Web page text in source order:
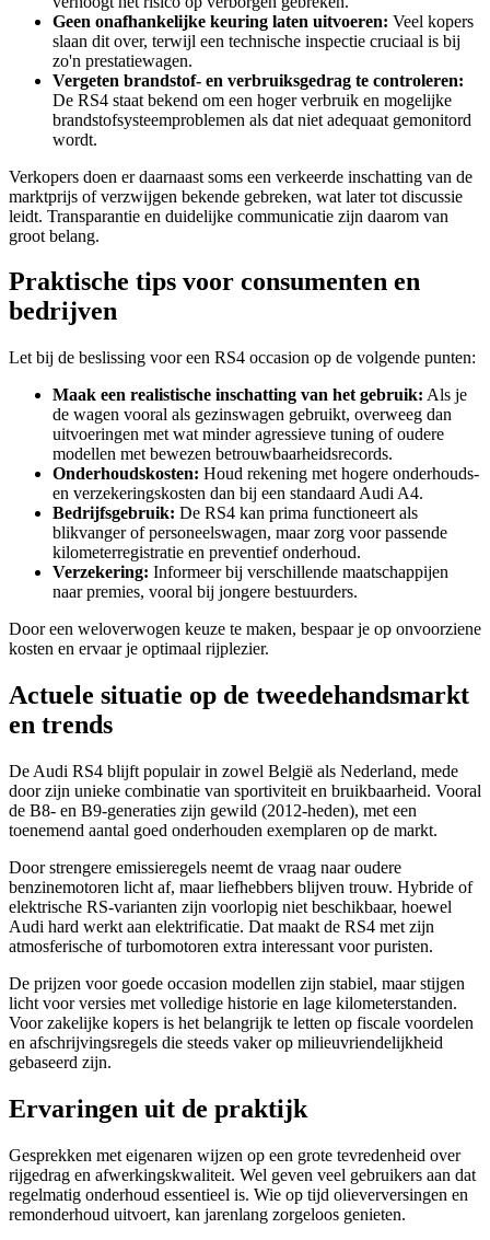
Geen onafhankelijke keuring laten uitvoeren: Veel kopers
slaan dit over, terwijl een technische inspectie cruciaal is bij
zo'n prestatiewagen.
Vergeten brandstof- en verbruiksgedrag te controleren:
De RS4 staat bekend om een hoger verbruik en mogelijke
brandstofsysteemproblemen als dat niet adequaat gemonitord
wordt.
Verkopers doen er daarnaast soms een verkeerde inschatting van de
marktprijs of verzwijgen bekende gebreken, wat later tot discussie
leidt. Transparantie en duidelijke communicatie zijn daarom van
groot belang.
Praktische tips voor consumenten en
bedrijven
Let bij de beslissing voor een RS4 occasion op de volgende punten:
Maak een realistische inschatting van het gebruik: Als je
de wagen vooral als gezinswagen gebruikt, overweeg dan
uitvoeringen met wat minder agressieve tuning of oudere
modellen met bewezen betrouwbaarheidsrecords.
Onderhoudskosten: Houd rekening met hogere onderhouds-
en verzekeringskosten dan bij een standaard Audi A4.
Bedrijfsgebruik: De RS4 kan prima functioneert als
blikvanger of personeelswagen, maar zorg voor passende
kilometerregistratie en preventief onderhoud.
Verzekering: Informeer bij verschillende maatschappijen
naar premies, vooral bij jongere bestuurders.
Door een weloverwogen keuze te maken, bespaar je op onvoorziene
kosten en ervaar je optimaal rijplezier.
Actuele situatie op de tweedehandsmarkt
en trends
De Audi RS4 blijft populair in zowel België als Nederland, mede
door zijn unieke combinatie van sportiviteit en bruikbaarheid. Vooral
de B8- en B9-generaties zijn gewild (2012-heden), met een
toenemend aantal goed onderhouden exemplaren op de markt.
Door strengere emissieregels neemt de vraag naar oudere
benzinemotoren licht af, maar liefhebbers blijven trouw. Hybride of
elektrische RS-varianten zijn voorlopig niet beschikbaar, hoewel
Audi hard werkt aan elektrificatie. Dat maakt de RS4 met zijn
atmosferische of turbomotoren extra interessant voor puristen.
De prijzen voor goede occasion modellen zijn stabiel, maar stijgen
licht voor versies met volledige historie en lage kilometerstanden.
Voor zakelijke kopers is het belangrijk te letten op fiscale voordelen
en afschrijvingsregels die steeds vaker op milieuvriendelijkheid
gebaseerd zijn.
Ervaringen uit de praktijk
Gesprekken met eigenaren wijzen op een grote tevredenheid over
rijgedrag en afwerkingskwaliteit. Wel geven veel gebruikers aan dat
regelmatig onderhoud essentieel is. Wie op tijd olieverversingen en
remonderhoud uitvoert, kan jarenlang zorgeloos genieten.